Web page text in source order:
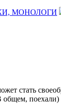
МОНОЛОГИ
стать